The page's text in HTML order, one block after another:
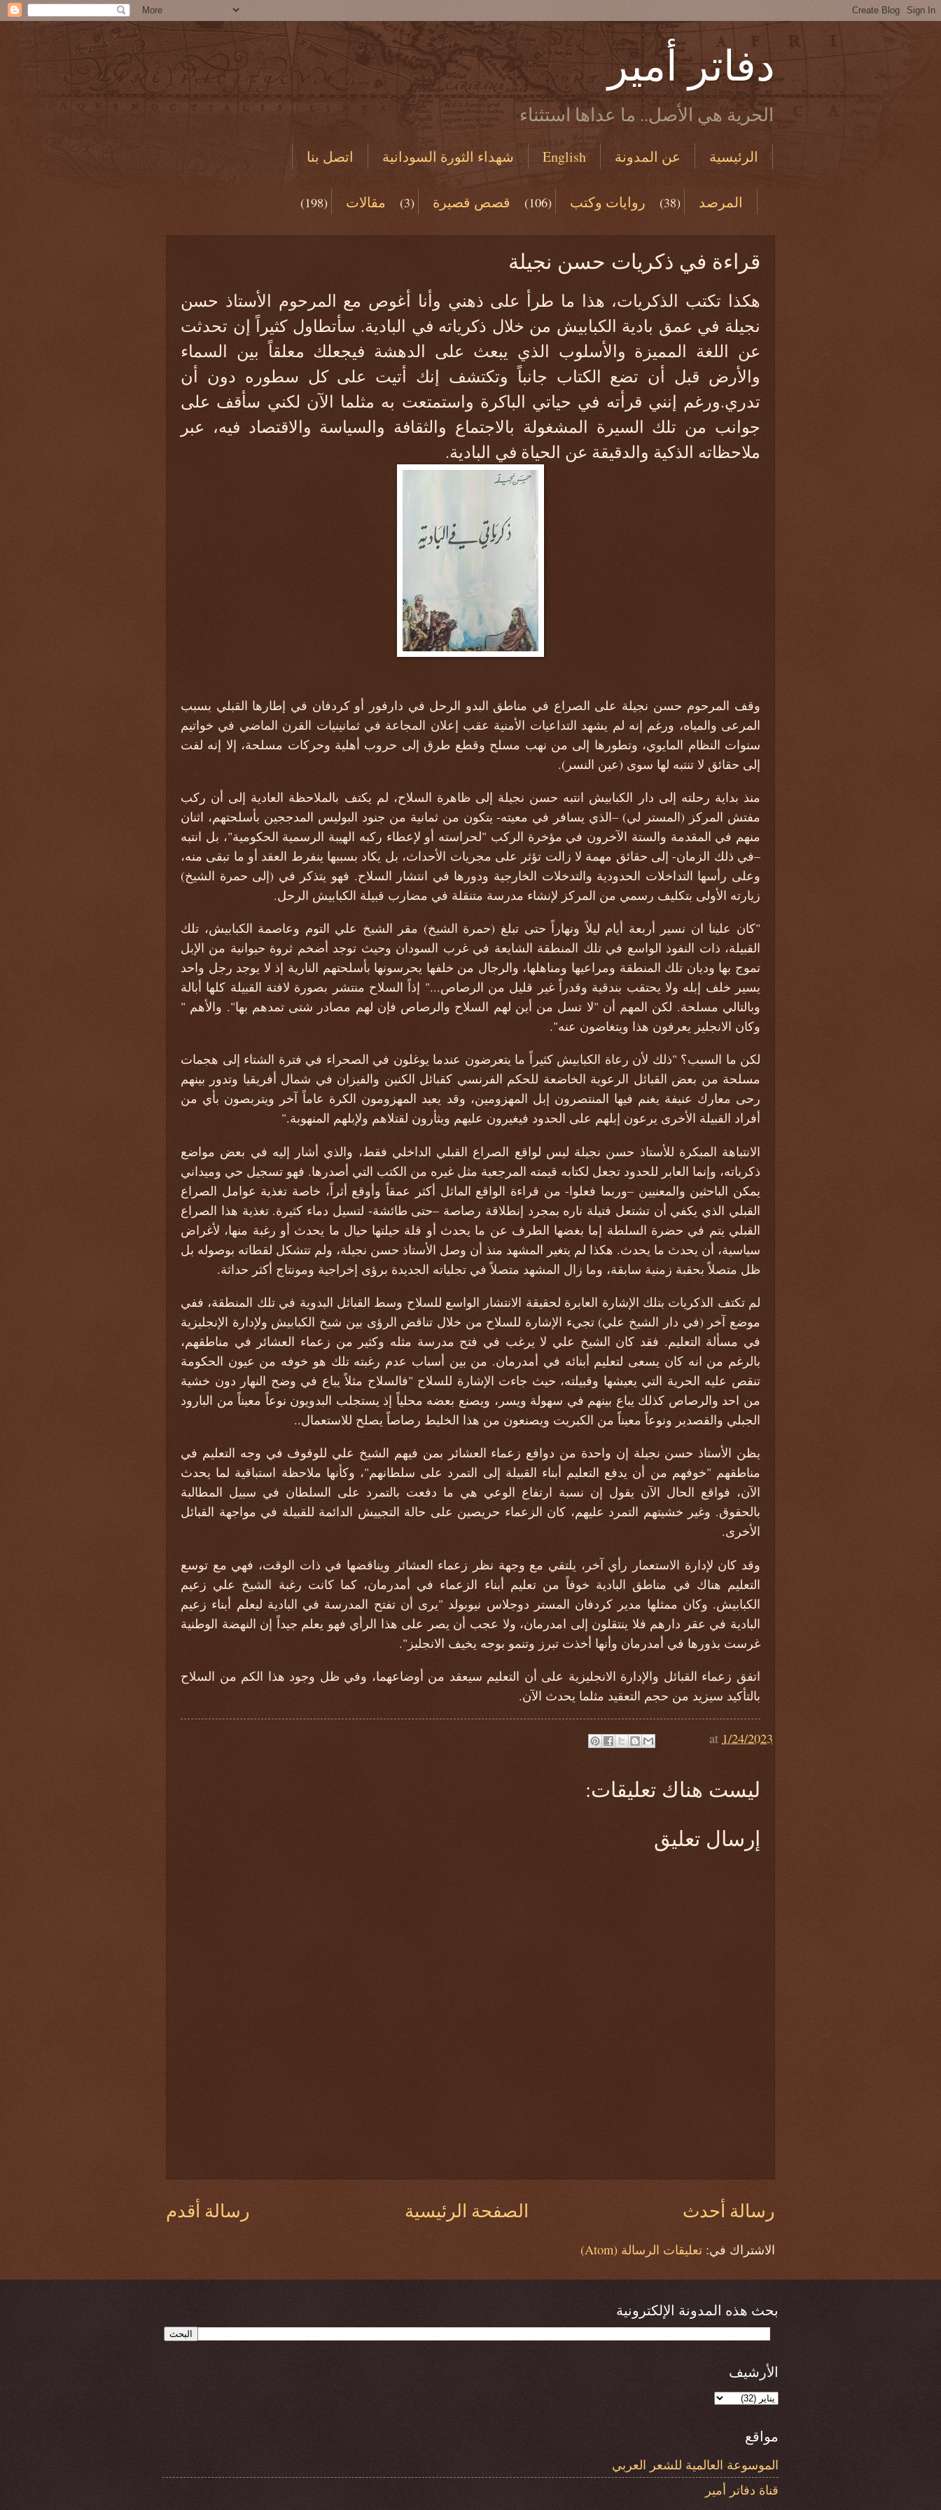
دفاتر أمير
الحرية هي الأصل.. ما عداها استثناء
الرئيسية عن المدونة English شهداء الثورة السودانية
اتصل بنا
المرصد
(38) روايات وكتب (106) قصص قصيرة (3) مقالات (198)
قراءة في ذكريات حسن نجيلة
هكذا تكتب الذكريات، هذا ما طرأ على ذهني وأنا أغوص مع المرحوم الأستاذ حسن
نجيلة في عمق بادية الكبابيش من خلال ذكرياته في البادية. سأتطاول كثيراً إن تحدثت
عن اللغة المميزة والأسلوب الذي يبعث على الدهشة فيجعلك معلقاً بين السماء
والأرض قبل أن تضع الكتاب جانباً وتكتشف إنك أتيت على كل سطوره دون أن
تدري.ورغم إنني قرأته في حياتي الباكرة واستمتعت به مثلما الآن لكني سأقف على
جوانب من تلك السيرة المشغولة بالاجتماع والثقافة والسياسة والاقتصاد فيه، عبر
ملاحظاته الذكية والدقيقة عن الحياة في البادية.
وقف المرحوم حسن نجيلة على الصراع في مناطق البدو الرحل في دارفور أو كردفان في إطارها القبلي بسبب
المرعى والمياه، ورغم إنه لم يشهد التداعيات الأمنية عقب إعلان المجاعة في ثمانينيات القرن الماضي في خواتيم
سنوات النظام المايوي، وتطورها إلى من نهب مسلح وقطع طرق إلى حروب أهلية وحركات مسلحة، إلا إنه لفت
إلى حقائق لا تنتبه لها سوى (عين النسر).
منذ بداية رحلته إلى دار الكبابيش انتبه حسن نجيلة إلى ظاهرة السلاح، لم يكتف بالملاحظة العادية إلى أن ركب
مفتش المركز (المستر لي) –الذي يسافر في معيته- يتكون من ثمانية من جنود البوليس المدججين بأسلحتهم، اثنان
منهم في المقدمة والستة الآخرون في مؤخرة الركب "لحراسته أو لإعطاء ركبه الهيبة الرسمية الحكومية"، بل انتبه
–في ذلك الزمان- إلى حقائق مهمة لا زالت تؤثر على مجريات الأحداث، بل يكاد بسببها ينفرط العقد أو ما تبقى منه،
وعلى رأسها التداخلات الحدودية والتدخلات الخارجية ودورها في انتشار السلاح. فهو يتذكر في (إلى حمرة الشيخ)
زيارته الأولى بتكليف رسمي من المركز لإنشاء مدرسة متنقلة في مضارب قبيلة الكبابيش الرحل.
"كان علينا ان نسير أربعة أيام ليلاً ونهاراً حتى تبلغ (حمرة الشيخ) مقر الشيخ علي التوم وعاصمة الكبابيش، تلك
القبيلة، ذات النفوذ الواسع في تلك المنطقة الشايعة في غرب السودان وحيث توجد أضخم ثروة حيوانية من الإبل
تموج بها وديان تلك المنطقة ومراعيها ومناهلها، والرجال من خلفها يحرسونها بأسلحتهم النارية إذ لا يوجد رجل واحد
يسير خلف إبله ولا يحتقب بندقية وقدراً غير قليل من الرصاص..." إذاً السلاح منتشر بصورة لافتة القبيلة كلها أبالة
وبالتالي مسلحة. لكن المهم أن "لا تسل من أين لهم السلاح والرصاص فإن لهم مصادر شتى تمدهم بها". والأهم "
وكان الانجليز يعرفون هذا ويتغاضون عنه".
لكن ما السبب؟ "ذلك لأن رعاة الكبابيش كثيراً ما يتعرضون عندما يوغلون في الصحراء في فترة الشتاء إلى هجمات
مسلحة من بعض القبائل الرعوية الخاضعة للحكم الفرنسي كقبائل الكنين والفيزان في شمال أفريقيا وتدور بينهم
رحى معارك عنيفة يغنم فيها المنتصرون إبل المهزومين، وقد يعيد المهزومون الكرة عاماً آخر ويتربصون بأي من
أفراد القبيلة الأخرى يرعون إبلهم على الحدود فيغيرون عليهم ويثأرون لقتلاهم ولإبلهم المنهوبة."
الانتباهة المبكرة للأستاذ حسن نجيلة ليس لواقع الصراع القبلي الداخلي فقط، والذي أشار إليه في بعض مواضع
ذكرياته، وإنما العابر للحدود تجعل لكتابه قيمته المرجعية مثل غيره من الكتب التي أصدرها. فهو تسجيل حي وميداني
يمكن الباحثين والمعنيين –وربما فعلوا- من قراءة الواقع الماثل أكثر عمقاً وأوقع أثراً، خاصة تغذية عوامل الصراع
القبلي الذي يكفي أن تشتعل فتيلة ناره بمجرد إنطلاقة رصاصة –حتى طائشة- لتسيل دماء كثيرة. تغذية هذا الصراع
القبلي يتم في حضرة السلطة إما بغضها الطرف عن ما يحدث أو قلة حيلتها حيال ما يحدث أو رغبة منها، لأغراض
سياسية، أن يحدث ما يحدث. هكذا لم يتغير المشهد منذ أن وصل الأستاذ حسن نجيلة، ولم تتشكل لقطاته بوصوله بل
ظل متصلاً بحقبة زمنية سابقة، وما زال المشهد متصلاً في تجلياته الجديدة برؤى إخراجية ومونتاج أكثر حداثة.
لم تكتف الذكريات بتلك الإشارة العابرة لحقيقة الانتشار الواسع للسلاح وسط القبائل البدوية في تلك المنطقة، ففي
موضع آخر (في دار الشيخ علي) تجيء الإشارة للسلاح من خلال تناقض الرؤى بين شيخ الكبابيش ولإدارة الإنجليزية
في مسألة التعليم. فقد كان الشيخ علي لا يرغب في فتح مدرسة مثله وكثير من زعماء العشائر في مناطقهم،
بالرغم من انه كان يسعى لتعليم أبنائه في أمدرمان. من بين أسباب عدم رغبته تلك هو خوفه من عيون الحكومة
تنقص عليه الحرية التي يعيشها وقبيلته، حيث جاءت الإشارة للسلاح "فالسلاح مثلاً يباع في وضح النهار دون خشية
من احد والرصاص كذلك يباع بينهم في سهولة ويسر، ويصنع بعضه محلياً إذ يستجلب البدويون نوعاً معيناً من البارود
الجبلي والقصدير ونوعاً معيناً من الكبريت ويصنعون من هذا الخليط رصاصاً يصلح للاستعمال..
يظن الأستاذ حسن نجيلة إن واحدة من دوافع زعماء العشائر بمن فيهم الشيخ علي للوقوف في وجه التعليم في
مناطقهم "خوفهم من أن يدفع التعليم أبناء القبيلة إلى التمرد على سلطانهم"، وكأنها ملاحظة استباقية لما يحدث
الآن، فواقع الحال الآن يقول إن نسبة ارتفاع الوعي هي ما دفعت بالتمرد على السلطان في سبيل المطالبة
بالحقوق. وغير خشيتهم التمرد عليهم، كان الزعماء حريصين على حالة التجييش الدائمة للقبيلة في مواجهة القبائل
الأخرى.
وقد كان لإدارة الاستعمار رأي آخر، يلتقي مع وجهة نظر زعماء العشائر ويناقضها في ذات الوقت، فهي مع توسع
التعليم هناك في مناطق البادية خوفاً من تعليم أبناء الزعماء في أمدرمان، كما كانت رغبة الشيخ علي زعيم
الكبابيش. وكان ممثلها مدير كردفان المستر دوجلاس نيوبولد "يرى أن تفتح المدرسة في البادية ليعلم أبناء زعيم
البادية في عقر دارهم فلا ينتقلون إلى امدرمان، ولا عجب أن يصر على هذا الرأي فهو يعلم جيداً إن النهضة الوطنية
غرست بذورها في أمدرمان وأنها أخذت تبرز وتنمو بوجه يخيف الانجليز".
اتفق زعماء القبائل والإدارة الانجليزية على أن التعليم سيعقد من أوضاعهما، وفي ظل وجود هذا الكم من السلاح
بالتأكيد سيزيد من حجم التعقيد مثلما يحدث الآن.
at 1/24/2023
ليست هناك تعليقات:
إرسال تعليق
رسالة أحدث رسالة أقدم الصفحة الرئيسية
الاشتراك في: تعليقات الرسالة (Atom)
بحث هذه المدونة الإلكترونية
الأرشيف
مواقع
الموسوعة العالمية للشعر العربي
قناة دفاتر أمير